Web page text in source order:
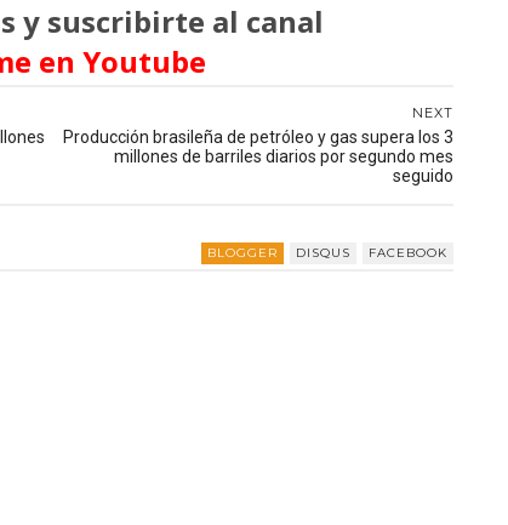
y suscribirte al canal
en Youtube
NEXT
Producción brasileña de petróleo y gas supera los 3
millones de barriles diarios por segundo mes
seguido
BLOGGER DISQUS FACEBOOK